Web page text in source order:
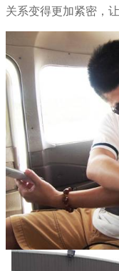
关系变得更加紧密，